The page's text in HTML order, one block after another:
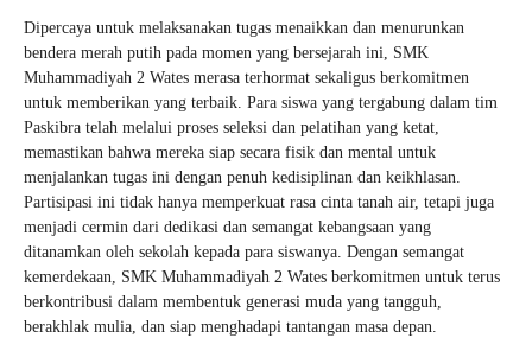
Dipercaya untuk melaksanakan tugas menaikkan dan menurunkan
bendera merah putih pada momen yang bersejarah ini, SMK
Muhammadiyah 2 Wates merasa terhormat sekaligus berkomitmen
untuk memberikan yang terbaik. Para siswa yang tergabung dalam tim
Paskibra telah melalui proses seleksi dan pelatihan yang ketat,
memastikan bahwa mereka siap secara fisik dan mental untuk
menjalankan tugas ini dengan penuh kedisiplinan dan keikhlasan.
Partisipasi ini tidak hanya memperkuat rasa cinta tanah air, tetapi juga
menjadi cermin dari dedikasi dan semangat kebangsaan yang
ditanamkan oleh sekolah kepada para siswanya. Dengan semangat
kemerdekaan, SMK Muhammadiyah 2 Wates berkomitmen untuk terus
berkontribusi dalam membentuk generasi muda yang tangguh,
berakhlak mulia, dan siap menghadapi tantangan masa depan.